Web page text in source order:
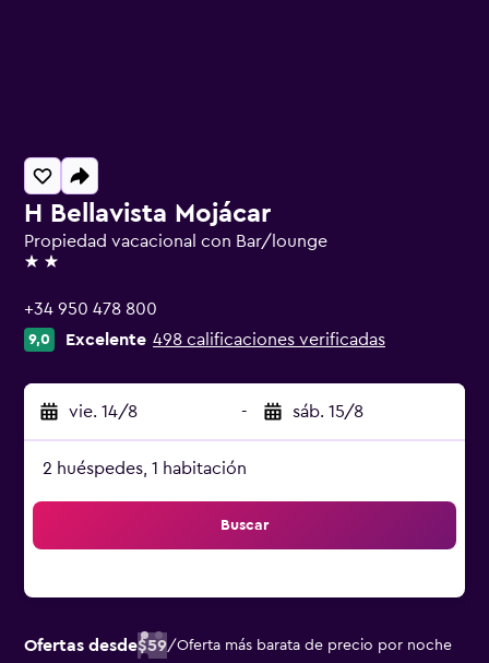
H Bellavista Mojácar
Propiedad vacacional con Bar/lounge
2 estrellas
+34 950 478 800
9,0 Excelente 498 calificaciones verificadas
vie. 14/8 - sáb. 15/8
2 huéspedes, 1 habitación
Buscar
Ofertas desde$59/Oferta más barata de precio por noche